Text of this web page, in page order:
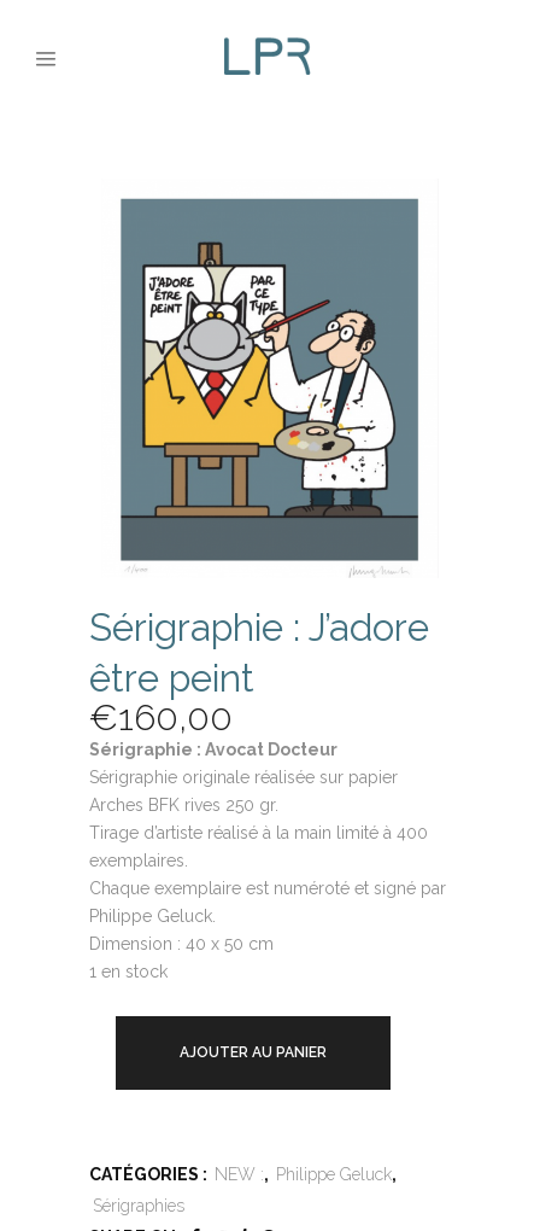
Sérigraphie : J’adore
être peint
€160,00
Sérigraphie : Avocat Docteur
Sérigraphie originale réalisée sur papier
Arches BFK rives 250 gr.
Tirage d’artiste réalisé à la main limité à 400
exemplaires.
Chaque exemplaire est numéroté et signé par
Philippe Geluck.
Dimension : 40 x 50 cm
1 en stock
AJOUTER AU PANIER
CATÉGORIES : NEW :, Philippe Geluck,
Sérigraphies